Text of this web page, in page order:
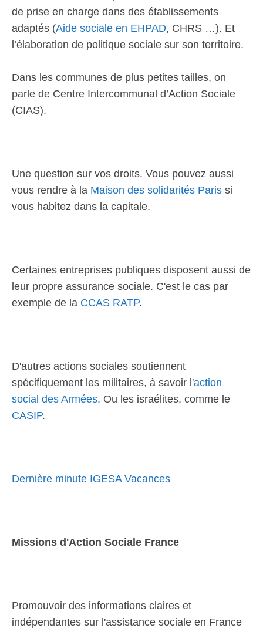
de prise en charge dans des établissements
adaptés (Aide sociale en EHPAD, CHRS …). Et
l’élaboration de politique sociale sur son territoire.
Dans les communes de plus petites tailles, on
parle de Centre Intercommunal d’Action Sociale
(CIAS).
Une question sur vos droits. Vous pouvez aussi
vous rendre à la Maison des solidarités Paris si
vous habitez dans la capitale.
Certaines entreprises publiques disposent aussi de
leur propre assurance sociale. C'est le cas par
exemple de la CCAS RATP.
D'autres actions sociales soutiennent
spécifiquement les militaires, à savoir l'action
social des Armées. Ou les israélites, comme le
CASIP.
Dernière minute IGESA Vacances
Missions d'Action Sociale France
Promouvoir des informations claires et
indépendantes sur l'assistance sociale en France